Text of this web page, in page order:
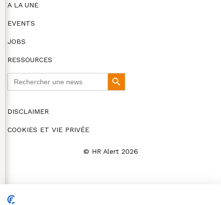
A LA UNE
EVENTS
JOBS
RESSOURCES
Search
Button
DISCLAIMER
COOKIES ET VIE PRIVÉE
© HR Alert 2026